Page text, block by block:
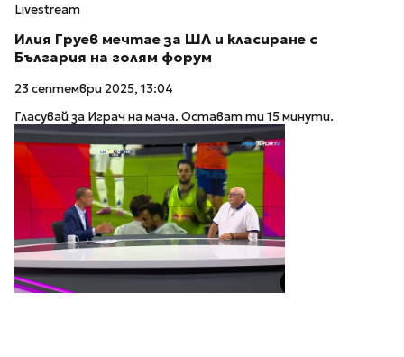
Livestream
Илия Груев мечтае за ШЛ и класиране с
България на голям форум
23 септември 2025, 13:04
Гласувай за Играч на мача. Остават ти 15 минути.